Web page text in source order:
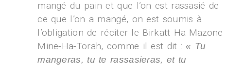
mangé du pain et que l’on est rassasié de
ce que l’on a mangé, on est soumis à
l’obligation de réciter le Birkatt Ha-Mazone
Mine-Ha-Torah, comme il est dit : « Tu
mangeras, tu te rassasieras, et tu